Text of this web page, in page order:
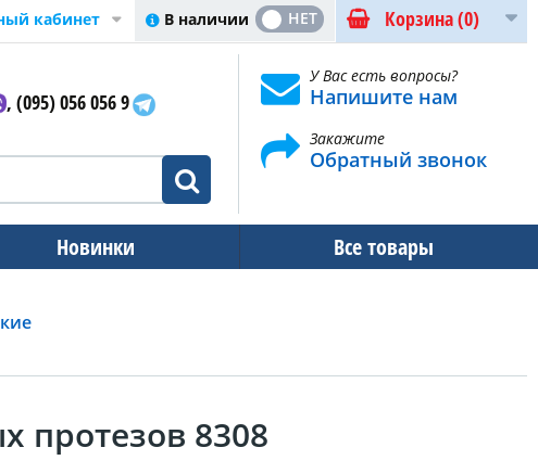
Корзина(0)
В наличии
ДА НЕТ
кабинет
, (095) 056 056 9
У Вас есть вопросы?
Напишите нам
Закажите
Обратный звонок
Новинки Все товары
протезов 8308